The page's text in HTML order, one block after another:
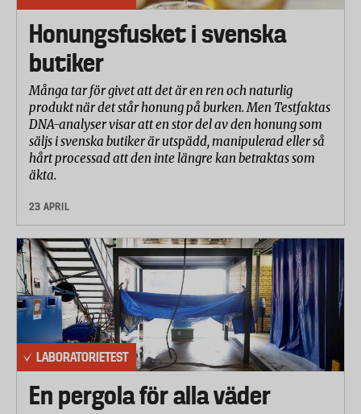
Honungsfusket i svenska
butiker
Många tar för givet att det är en ren och naturlig
produkt när det står honung på burken. Men Testfaktas
DNA-analyser visar att en stor del av den honung som
säljs i svenska butiker är utspädd, manipulerad eller så
hårt processad att den inte längre kan betraktas som
äkta.
23 APRIL
LABORATORIETEST
En pergola för alla väder